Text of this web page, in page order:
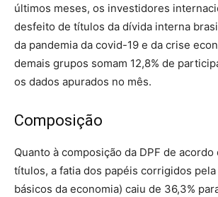
últimos meses, os investidores
desfeito de títulos da dívida interna
da pandemia da covid-19 e da crise
demais grupos somam 12,8% de
os dados apurados no mês.
Composição
Quanto à composição da DPF de
títulos, a fatia dos papéis corrigidos pela
básicos da economia) caiu de 36,3%